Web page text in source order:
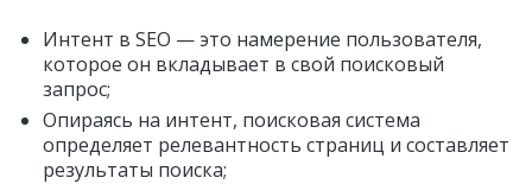
Интент в SEO — это намерение пользователя,
которое он вкладывает в свой поисковый
запрос;
Опираясь на интент, поисковая система
определяет релевантность страниц и составляет
результаты поиска;